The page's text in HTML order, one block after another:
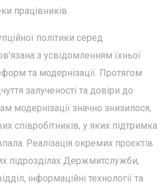
працівників.
політики серед
з усвідомленням їхньої
та модернізації. Протягом
залученості та довіри до
модернізації значно знизилося,
співробітників, у яких підтримка
Реалізація окремих проєктів
підрозділах Держмитслужби,
інформаційні технології та